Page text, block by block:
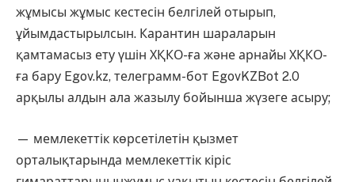
жұмысы жұмыс кестесін белгілей отырып,
ұйымдастырылсын. Карантин шараларын
қамтамасыз ету үшін ХҚКО-ға және арнайы ХҚКО-
ға бару Egov.kz, телеграмм-бот EgovKZBot 2.0
арқылы алдын ала жазылу бойынша жүзеге асыру;
— мемлекеттік көрсетілетін қызмет
орталықтарында мемлекеттік кіріс